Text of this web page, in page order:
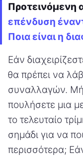
Προτεινόμενη
επένδυση
Ποια είναι η
Εάν
θα πρέπει να
συναλλαγών.
πουλήσετε μια
το τελευταίο
σημάδι για να
περισσότερα;